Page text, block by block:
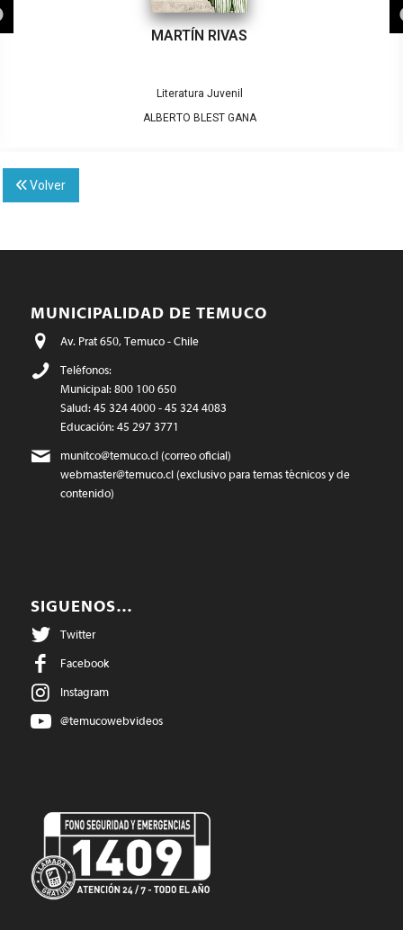
MARTÍN RIVAS
Literatura Juvenil
ALBERTO BLEST GANA
Volver
MUNICIPALIDAD DE TEMUCO
Av. Prat 650, Temuco - Chile
Teléfonos:
Municipal: 800 100 650
Salud: 45 324 4000 - 45 324 4083
Educación: 45 297 3771
munitco@temuco.cl(correo oficial)
webmaster@temuco.cl(exclusivo para temas técnicos y de
contenido)
SIGUENOS…
Twitter
Facebook
Instagram
@temucowebvideos